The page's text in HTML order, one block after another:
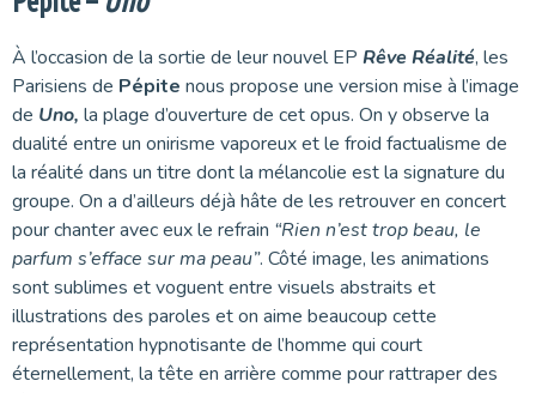
À l’occasion de la sortie de leur nouvel EP Rêve Réalité, les
Parisiens de Pépite nous propose une version mise à l’image
de Uno, la plage d’ouverture de cet opus. On y observe la
dualité entre un onirisme vaporeux et le froid factualisme de
la réalité dans un titre dont la mélancolie est la signature du
groupe. On a d’ailleurs déjà hâte de les retrouver en concert
pour chanter avec eux le refrain “Rien n’est trop beau, le
parfum s’efface sur ma peau”. Côté image, les animations
sont sublimes et voguent entre visuels abstraits et
illustrations des paroles et on aime beaucoup cette
représentation hypnotisante de l’homme qui court
éternellement, la tête en arrière comme pour rattraper des